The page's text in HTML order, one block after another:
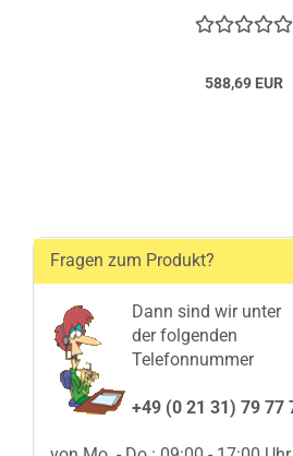
588,69 EUR
Fragen zum Produkt?
Dann sind wir unter
der folgenden
Telefonnummer
+49 (0 21 31) 79 77